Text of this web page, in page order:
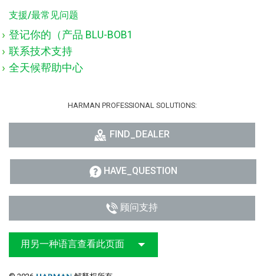
支援/最常见问题
登记你的（产品 BLU-BOB1
联系技术支持
全天候帮助中心
HARMAN PROFESSIONAL SOLUTIONS:
FIND_DEALER
HAVE_QUESTION
顾问支持
用另一种语言查看此页面